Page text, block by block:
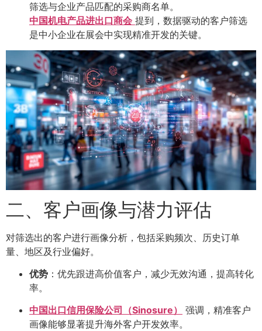
筛选与企业产品匹配的采购商名单。
中国机电产品进出口商会 提到，数据驱动的客户筛选
是中小企业在展会中实现精准开发的关键。
二、客户画像与潜力评估
对筛选出的客户进行画像分析，包括采购频次、历史订单
量、地区及行业偏好。
优势 ：优先跟进高价值客户，减少无效沟通，提高转化
率。
中国出口信用保险公司（Sinosure）
强调，精准客户
画像能够显著提升海外客户开发效率。